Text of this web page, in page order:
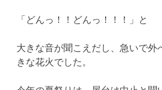
「どんっ！！どんっ！！！」と
大きな音が聞こえだし、急いで外
きな花火でした。